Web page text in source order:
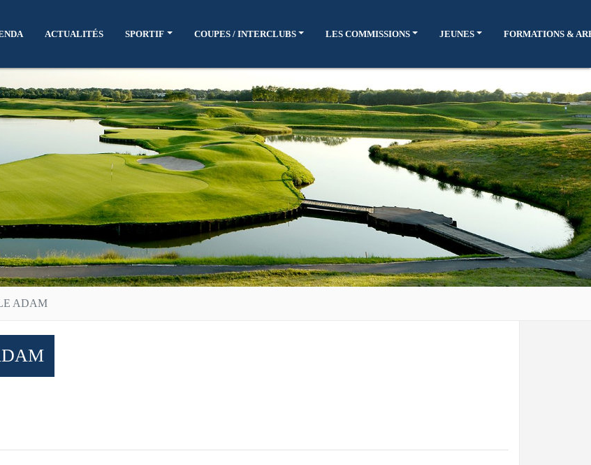
ACTUALITÉS SPORTIF COUPES / INTERCLUBS LES COMMISSIONS JEUNES FORMATIONS &
ADAM